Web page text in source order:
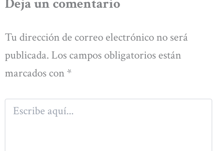
Tu dirección de correo electrónico no será
publicada. Los campos obligatorios están
marcados con *
Escribe
aquí...